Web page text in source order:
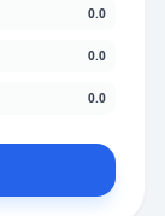
0.0
0.0
0.0